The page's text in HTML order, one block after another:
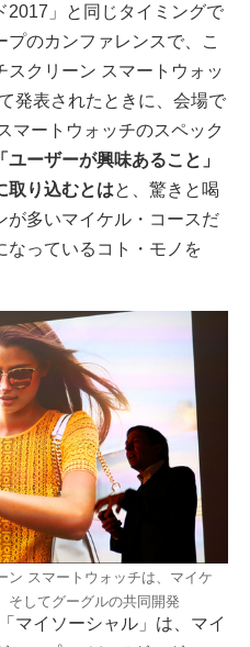
2017」と同じタイミングで
のカンファレンスで、こ
クリーン スマートウォッ
発表されたときに、会場で
マートウォッチのスペック
「ユーザーが興味あること」
取り込むとはと、驚きと喝
が多いマイケル・コースだ
なっているコト・モノを
ン スマートウォッチは、マイケ
そしてグーグルの共同開発
マイソーシャル」は、マイ